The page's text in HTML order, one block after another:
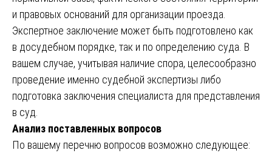
и правовых оснований для организации проезда.
Экспертное заключение может быть подготовлено как
в досудебном порядке, так и по определению суда. В
вашем случае, учитывая наличие спора, целесообразно
проведение именно судебной экспертизы либо
подготовка заключения специалиста для представления
в суд.
Анализ поставленных вопросов
По вашему перечню вопросов возможно следующее: